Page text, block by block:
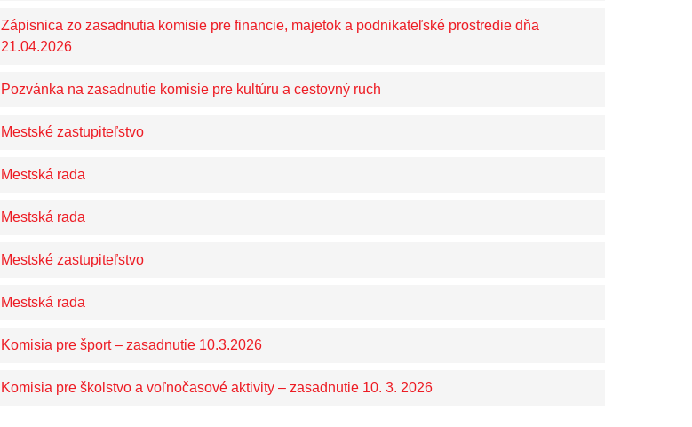
Zápisnica zo zasadnutia komisie pre financie, majetok a podnikateľské prostredie dňa
21.04.2026
Pozvánka na zasadnutie komisie pre kultúru a cestovný ruch
Mestské zastupiteľstvo
Mestská rada
Mestská rada
Mestské zastupiteľstvo
Mestská rada
Komisia pre šport – zasadnutie 10.3.2026
Komisia pre školstvo a voľnočasové aktivity – zasadnutie 10. 3. 2026